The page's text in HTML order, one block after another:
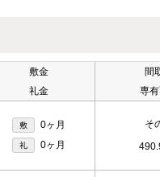
敷金
礼金
間
専
敷 0ヶ月
礼 0ヶ月
そ